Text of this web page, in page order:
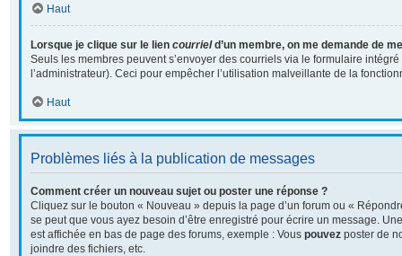
Haut
Lorsque je clique sur le lien courrield’un membre, on me demande de
Seuls les membres peuvent s’envoyer des courriels via le formulaire
l’administrateur). Ceci pour empêcher l’utilisation malveillante de la
Haut
Problèmes liés à la publication de messages
Comment créer un nouveau sujet ou poster une réponse ?
Cliquez sur le bouton « Nouveau » depuis la page d’un forum ou «
se peut que vous ayez besoin d’être enregistré pour écrire un message.
est affichée en bas de page des forums, exemple : Vous pouvez poster de
joindre des fichiers, etc.